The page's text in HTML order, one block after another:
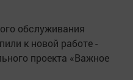
обслуживания
к новой работе -
проекта «Важное